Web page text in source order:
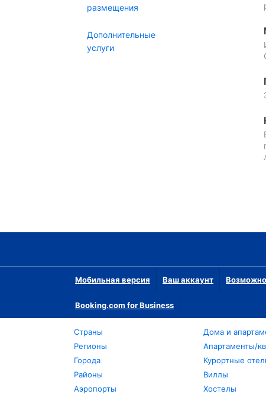
размещения
Дополнительные
услуги
Мобильная версия Ваш аккаунт
Booking.com for Business
Страны
Регионы
Города
Районы
Аэропорты
Дома и
Апартаменты/
Курортные
Виллы
Хостелы